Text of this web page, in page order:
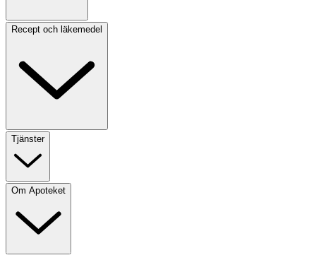
Recept och läkemedel
Tjänster
Om Apoteket